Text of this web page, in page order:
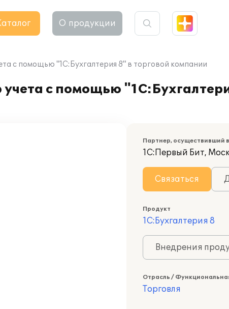
О продукции
с помощью "1С:Бухгалтерия 8" в торговой компании
с помощью
Партнер, осуществивший
1С:Первый Бит,
Связаться
Продукт
1С:Бухгалтерия 8
Внедрения
Отрасль /
Торговля